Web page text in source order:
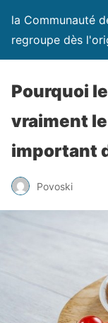
la Communauté
regroupe dès
Pourquoi
vraiment
important
Povoski